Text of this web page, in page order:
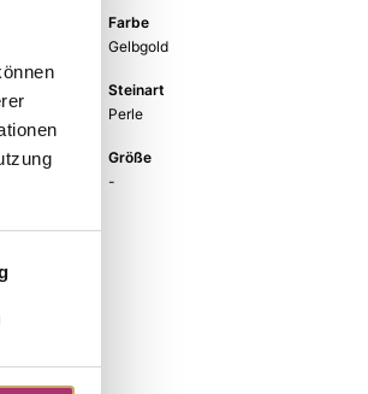
Farbe
Gelbgold
Steinart
Perle
Größe
-